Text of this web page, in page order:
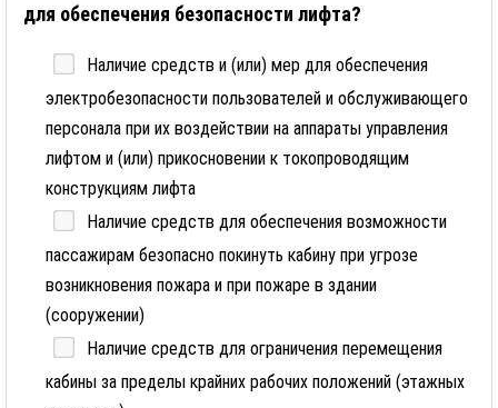
для обеспечения безопасности лифта?
Наличие средств и (или) мер для обеспечения
электробезопасности пользователей и обслуживающего
персонала при их воздействии на аппараты управления
лифтом и (или) прикосновении к токопроводящим
конструкциям лифта
Наличие средств для обеспечения возможности
пассажирам безопасно покинуть кабину при угрозе
возникновения пожара и при пожаре в здании
(сооружении)
Наличие средств для ограничения перемещения
кабины за пределы крайних рабочих положений (этажных